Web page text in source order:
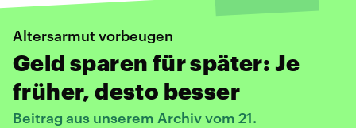
Altersarmut vorbeugen
Geld sparen für später: Je
früher, desto besser
Beitrag aus unserem Archiv vom 21.